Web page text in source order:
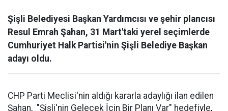
Şişli Belediyesi Başkan Yardımcısı ve şehir plancısı
Resul Emrah Şahan, 31 Mart'taki yerel seçimlerde
Cumhuriyet Halk Partisi'nin Şişli Belediye Başkan
adayı oldu.
CHP Parti Meclisi'nin aldığı kararla adaylığı ilan edilen
Şahan, "Şişli'nin Gelecek İçin Bir Planı Var" hedefiyle,